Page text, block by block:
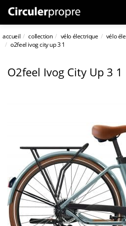
accueil collection vélo électrique
vélo
o2feel ivog city up 3 1
O2feel Ivog City Up 3 1